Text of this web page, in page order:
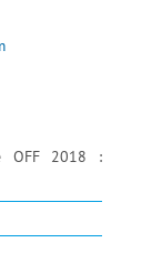
OFF 2018 :